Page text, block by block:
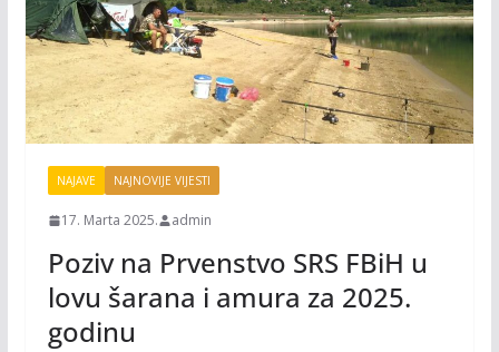
NAJAVE NAJNOVIJE VIJESTI
17. Marta 2025. admin
Poziv na Prvenstvo SRS FBiH u
lovu šarana i amura za 2025.
godinu